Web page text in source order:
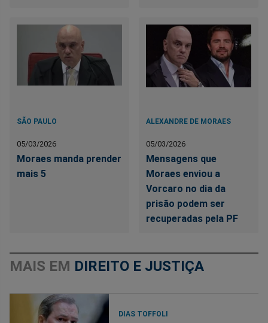
SÃO PAULO
05/03/2026
Moraes manda prender
mais 5
ALEXANDRE DE MORAES
05/03/2026
Mensagens que
Moraes enviou a
Vorcaro no dia da
prisão podem ser
recuperadas pela PF
MAIS EM DIREITO E JUSTIÇA
DIAS TOFFOLI